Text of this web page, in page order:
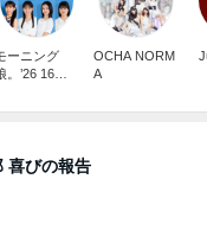
ーニング
。’26 16期1
シャルブロ
OCHA NORM
A
喜びの報告